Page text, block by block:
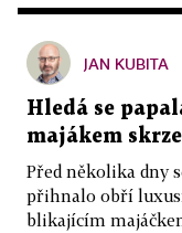
JAN KUBITA
Hledá se
majákem
Před několika dny
přihnalo obří
blikajícím